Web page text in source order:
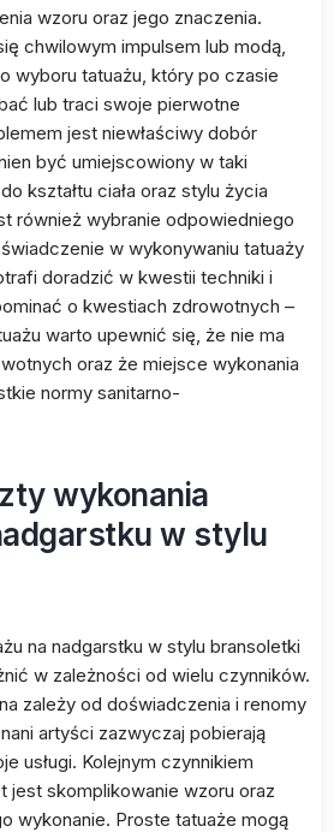
wzoru oraz jego znaczenia.
chwilowym impulsem lub modą,
wyboru tatuażu, który po czasie
lub traci swoje pierwotne
jest niewłaściwy dobór
być umiejscowiony w taki
kształtu ciała oraz stylu życia
również wybranie odpowiedniego
w wykonywaniu tatuaży
doradzić w kwestii techniki i
o kwestiach zdrowotnych –
warto upewnić się, że nie ma
oraz że miejsce wykonania
normy sanitarno-
wykonania
w stylu
na nadgarstku w stylu bransoletki
w zależności od wielu czynników.
zależy od doświadczenia i renomy
artyści zazwyczaj pobierają
usługi. Kolejnym czynnikiem
jest skomplikowanie wzoru oraz
wykonanie. Proste tatuaże mogą